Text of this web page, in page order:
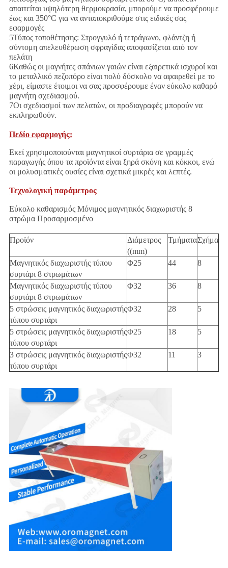
απαιτείται υψηλότερη θερμοκρασία, μπορούμε να προσφέρουμε
έως και 350°C για να ανταποκριθούμε στις ειδικές σας
εφαρμογές
5Τύπος τοποθέτησης: Στρογγυλό ή τετράγωνο, φλάντζη ή
σύντομη απελευθέρωση σφραγίδας αποφασίζεται από τον
πελάτη
6Καθώς οι μαγνήτες σπάνιων γαιών είναι εξαιρετικά ισχυροί και
το μεταλλικό πεζοπόρο είναι πολύ δύσκολο να αφαιρεθεί με το
χέρι, είμαστε έτοιμοι να σας προσφέρουμε έναν εύκολο καθαρό
μαγνήτη σχεδιασμού.
7Οι σχεδιασμοί των πελατών, οι προδιαγραφές μπορούν να
εκπληρωθούν.
Πεδίο εφαρμογής:
Εκεί χρησιμοποιούνται μαγνητικοί συρτάρια σε γραμμές
παραγωγής όπου τα προϊόντα είναι ξηρά σκόνη και κόκκοι, ενώ
οι μολυσματικές ουσίες είναι σχετικά μικρές και λεπτές.
Τεχνολογική παράμετρος
Εύκολο καθαρισμός Μόνιμος μαγνητικός διαχωριστής 8
στρώμα Προσαρμοσμένο
Προϊόν
Διάμετρος
((mm)
ΤμήματαΣχήμα
Μαγνητικός διαχωριστής τύπου
συρτάρι 8 στρωμάτων
Φ25 44 8
Μαγνητικός διαχωριστής τύπου
συρτάρι 8 στρωμάτων
Φ32 36 8
5 στρώσεις μαγνητικός διαχωριστής
τύπου συρτάρι
Φ32 28 5
5 στρώσεις μαγνητικός διαχωριστής
τύπου συρτάρι
Φ25 18 5
3 στρώσεις μαγνητικός διαχωριστής
τύπου συρτάρι
Φ32 11 3